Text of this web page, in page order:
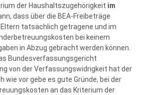
der Haushaltszugehörigkeit im
dass über die BEA-Freibeträge
tatsächlich getragene und im
bei keinem
in Abzug gebracht werden können.
Bundesverfassungsgericht
von der Verfassungswidrigkeit hat der
wie vor gebe es gute Gründe, bei der
an das Kriterium der